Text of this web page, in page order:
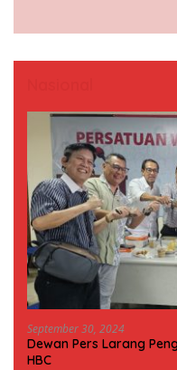
September 30, 2024
Dewan Pers Larang
HBC